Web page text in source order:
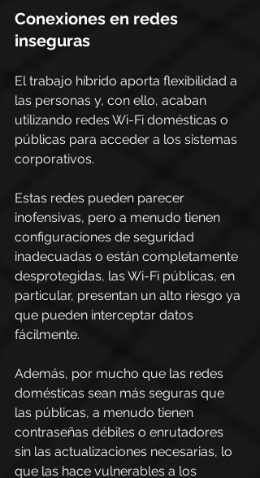
Conexiones en redes
inseguras
El trabajo híbrido aporta flexibilidad a
las personas y, con ello, acaban
utilizando redes Wi-Fi domésticas o
públicas para acceder a los sistemas
corporativos.
Estas redes pueden parecer
inofensivas, pero a menudo tienen
configuraciones de seguridad
inadecuadas o están completamente
desprotegidas, las Wi-Fi públicas, en
particular, presentan un alto riesgo ya
que pueden interceptar datos
fácilmente.
Además, por mucho que las redes
domésticas sean más seguras que
las públicas, a menudo tienen
contraseñas débiles o enrutadores
sin las actualizaciones necesarias, lo
que las hace vulnerables a los